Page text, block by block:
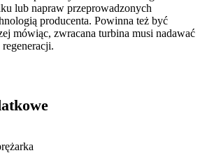
lub napraw przeprowadzonych
producenta. Powinna też być
mówiąc, zwracana turbina musi nadawać